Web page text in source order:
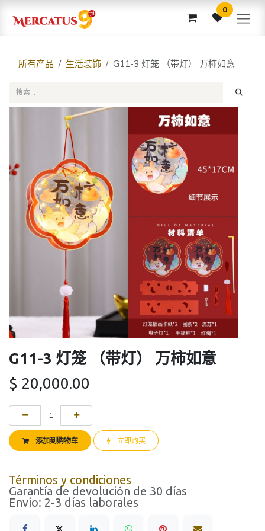
0
所有产品 生活装饰 G11-3 灯笼 （带灯） 万柿如意
G11-3 灯笼 （带灯） 万柿如意
$ 20,000.00
添加到购物车 立即购买
Términos y condiciones
Garantía de devolución de 30 días
Envío: 2-3 días laborales